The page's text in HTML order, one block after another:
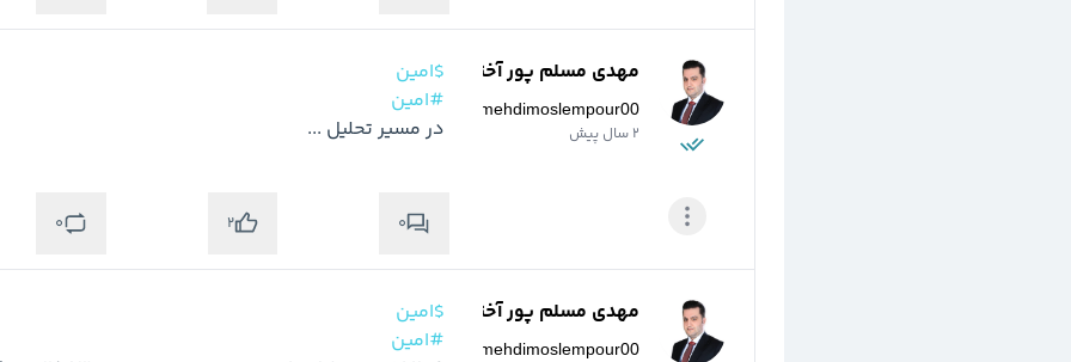
مهدی مسلم پور آخته خانه
mehdimoslempour00
2 سال پیش
$امین
#امین
در مسیر تحلیل ...
0
2
0
مهدی مسلم پور آخته خانه
mehdimoslempour00
$امین
#امین